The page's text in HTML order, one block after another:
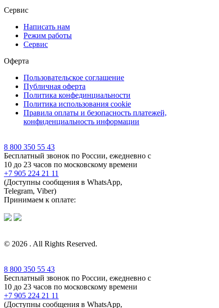
Сервис
Написать нам
Режим работы
Сервис
Оферта
Пользовательское соглашение
Публичная оферта
Политика конфединциальности
Политика использования cookie
Правила оплаты и безопасность платежей,
конфиденциальность информации
8 800 350 55 43
Бесплатный звонок по России, ежедневно с
10 до 23 часов по московскому времени
+7 905 224 21 11
(Доступны сообщения в WhatsApp,
Telegram, Viber)
Принимаем к оплате:
© 2026 . All Rights Reserved.
8 800 350 55 43
Бесплатный звонок по России, ежедневно с
10 до 23 часов по московскому времени
+7 905 224 21 11
(Доступны сообщения в WhatsApp,